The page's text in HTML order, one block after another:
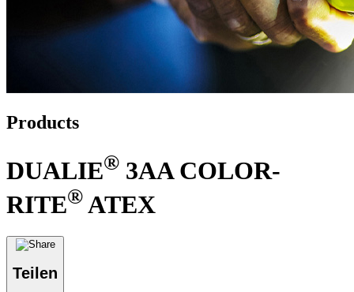
Products
DUALIE® 3AA COLOR-
RITE® ATEX
Teilen